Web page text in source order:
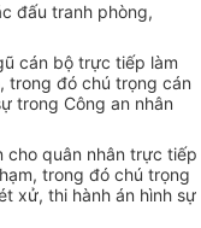
đấu tranh phòng,
cán bộ trực tiếp làm
trong đó chú trọng cán
trong Công an nhân
cho quân nhân trực tiếp
trong đó chú trọng
xử, thi hành án hình sự